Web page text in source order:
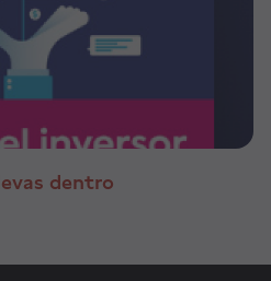
dentro